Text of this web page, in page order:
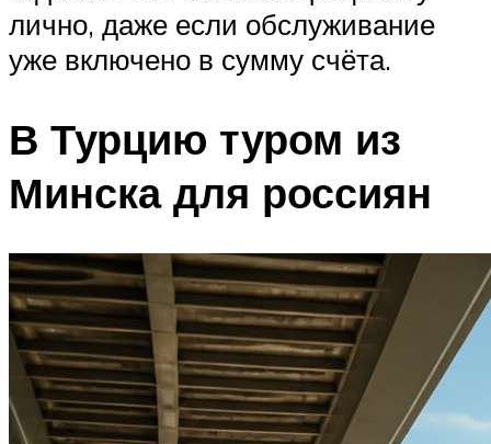
лично, даже если обслуживание
уже включено в сумму счёта.
В Турцию туром из
Минска для россиян